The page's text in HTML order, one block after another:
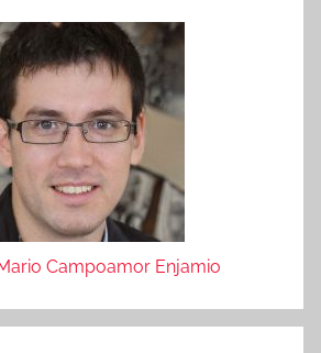
Campoamor Enjamio